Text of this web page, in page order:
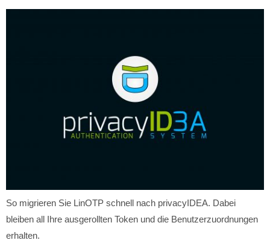
So migrieren Sie LinOTP schnell nach privacyIDEA. Dabei
bleiben all Ihre ausgerollten Token und die Benutzerzuordnungen
erhalten.